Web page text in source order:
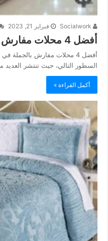
فبراير 21, 2023
أفضل 4 محلات مفارش بالجملة في الرياض
أفضل 4 محلات مفارش
السطور التالي، حيث تنتشر
أكمل القراءة »